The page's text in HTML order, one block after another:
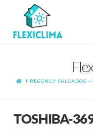
HOMEREGENCY SALGADOS
TOSHIBA-